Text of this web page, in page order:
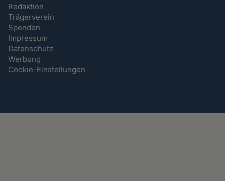
Redaktion
Trägerverein
Spenden
Impressum
Datenschutz
Werbung
Cookie-Einstellungen